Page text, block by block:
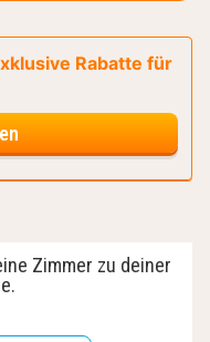
Rabatte für
Zimmer zu deiner